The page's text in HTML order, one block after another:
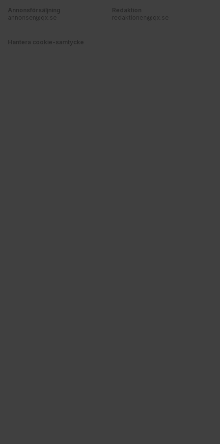
Annonsförsäljning
annonser@qx.se
Redaktion
redaktionen@qx.se
Hantera cookie-samtycke